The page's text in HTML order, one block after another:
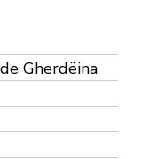
Gherdëina